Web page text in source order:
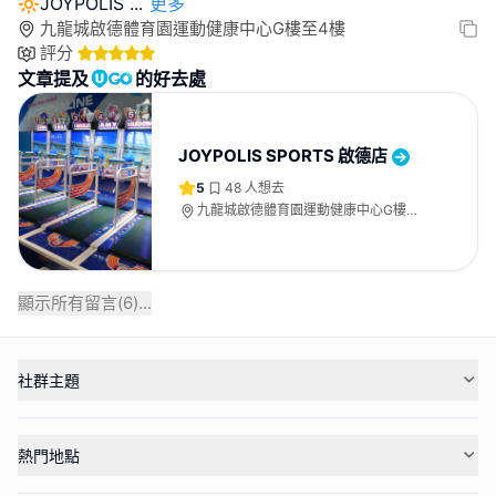
九龍城啟德體育園運動健康中心G樓至4樓
評分
文章提及 的好去處
JOYPOLIS SPORTS 啟德店
5 48 人想去
九龍城啟德體育園運動健康中心G樓至4
顯示所有留言(6)...
社群主題
熱門地點